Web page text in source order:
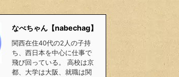
なべちゃん【nabechag】
関西在住40代の2人の子持
ち、西日本を中心に仕事で
飛び回っている。 高校は京
都、大学は大阪、就職は関